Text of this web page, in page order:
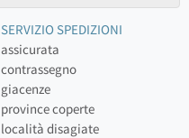
SERVIZIO SPEDIZIONI
assicurata
contrassegno
giacenze
province coperte
località disagiate